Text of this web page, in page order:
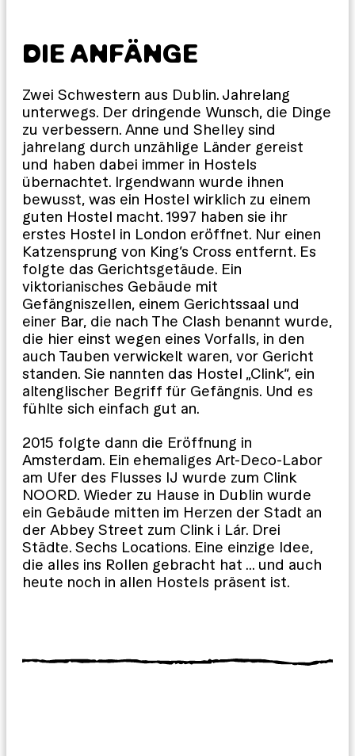
DIE ANFÄNGE
Zwei Schwestern aus Dublin. Jahrelang
unterwegs. Der dringende Wunsch, die Dinge
zu verbessern. Anne und Shelley sind
jahrelang durch unzählige Länder gereist
und haben dabei immer in Hostels
übernachtet. Irgendwann wurde ihnen
bewusst, was ein Hostel wirklich zu einem
guten Hostel macht. 1997 haben sie ihr
erstes Hostel in London eröffnet. Nur einen
Katzensprung von King’s Cross entfernt. Es
folgte das Gerichtsgetäude. Ein
viktorianisches Gebäude mit
Gefängniszellen, einem Gerichtssaal und
einer Bar, die nach The Clash benannt wurde,
die hier einst wegen eines Vorfalls, in den
auch Tauben verwickelt waren, vor Gericht
standen. Sie nannten das Hostel „Clink“, ein
altenglischer Begriff für Gefängnis. Und es
fühlte sich einfach gut an.
2015 folgte dann die Eröffnung in
Amsterdam. Ein ehemaliges Art-Deco-Labor
am Ufer des Flusses IJ wurde zum Clink
NOORD. Wieder zu Hause in Dublin wurde
ein Gebäude mitten im Herzen der Stadt an
der Abbey Street zum Clink i Lár. Drei
Städte. Sechs Locations. Eine einzige Idee,
die alles ins Rollen gebracht hat … und auch
heute noch in allen Hostels präsent ist.